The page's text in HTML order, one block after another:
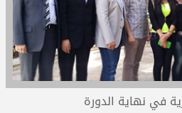
في نهاية الدورة